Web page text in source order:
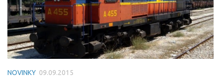
NOVINKY 09.09.2015